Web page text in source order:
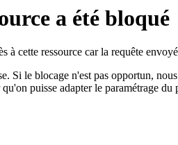
a été bloqué
cette ressource car la requête
Si le blocage n'est pas opportun,
puisse adapter le paramétrage du